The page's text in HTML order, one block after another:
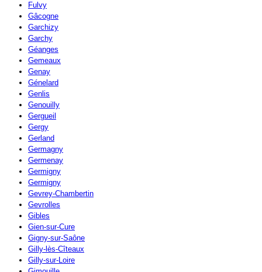
Fulvy
Gâcogne
Garchizy
Garchy
Géanges
Gemeaux
Genay
Génelard
Genlis
Genouilly
Gergueil
Gergy
Gerland
Germagny
Germenay
Germigny
Germigny
Gevrey-Chambertin
Gevrolles
Gibles
Gien-sur-Cure
Gigny-sur-Saône
Gilly-lès-Cîteaux
Gilly-sur-Loire